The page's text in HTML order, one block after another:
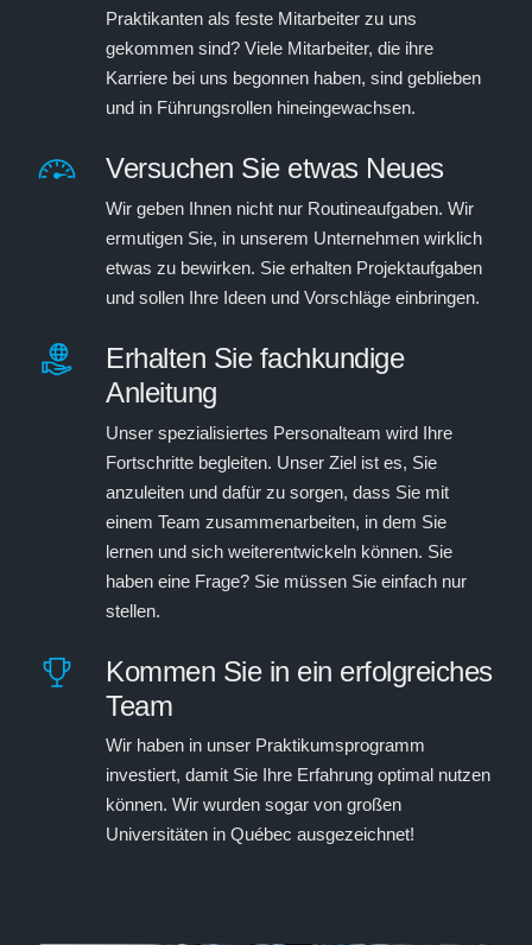
Praktikanten als feste Mitarbeiter zu uns
gekommen sind? Viele Mitarbeiter, die ihre
Karriere bei uns begonnen haben, sind geblieben
und in Führungsrollen hineingewachsen.
Versuchen Sie etwas Neues
Wir geben Ihnen nicht nur Routineaufgaben. Wir
ermutigen Sie, in unserem Unternehmen wirklich
etwas zu bewirken. Sie erhalten Projektaufgaben
und sollen Ihre Ideen und Vorschläge einbringen.
Erhalten Sie fachkundige
Anleitung
Unser spezialisiertes Personalteam wird Ihre
Fortschritte begleiten. Unser Ziel ist es, Sie
anzuleiten und dafür zu sorgen, dass Sie mit
einem Team zusammenarbeiten, in dem Sie
lernen und sich weiterentwickeln können. Sie
haben eine Frage? Sie müssen Sie einfach nur
stellen.
Kommen Sie in ein erfolgreiches
Team
Wir haben in unser Praktikumsprogramm
investiert, damit Sie Ihre Erfahrung optimal nutzen
können. Wir wurden sogar von großen
Universitäten in Québec ausgezeichnet!